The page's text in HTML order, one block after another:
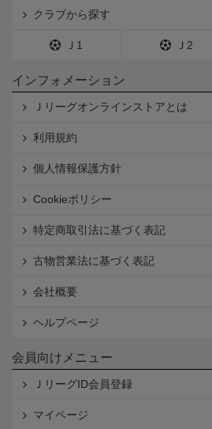
クラブから探す
Ｊ1 Ｊ2
インフォメーション
Ｊリーグオンラインストアとは
利用規約
個人情報保護方針
Cookieポリシー
特定商取引法に基づく表記
古物営業法に基づく表記
会社概要
ヘルプページ
会員向けメニュー
ＪリーグID会員登録
マイページ